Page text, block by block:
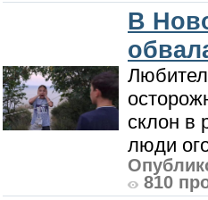
В
склон в
люди
810